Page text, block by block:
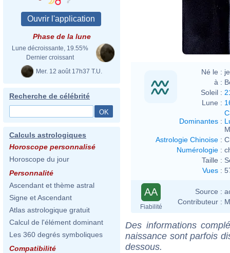
Phase de la lune
Lune décroissante, 19.55%
Dernier croissant
Mer. 12 août 17h37 T.U.
Recherche de célébrité
Calculs astrologiques
Horoscope personnalisé
Horoscope du jour
Personnalité
Ascendant et thème astral
Signe et Ascendant
Atlas astrologique gratuit
Calcul de l'élément dominant
Les 360 degrés symboliques
Compatibilité
Né le :
à :
Soleil :
Lune :
Dominantes :
Astrologie Chinoise :
Numérologie :
Taille :
Vues :
AA
Fiabilité
Source :
Contributeur :
Des informations
naissance sont parfois
dessous.